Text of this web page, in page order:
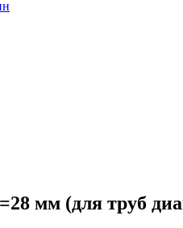
мм (для труб